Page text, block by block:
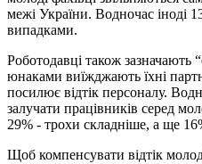
межі України. Водночас іноді
випадками.
Роботодавці також зазначають
юнаками виїжджають їхні
посилює відтік персоналу.
залучати працівників серед
29% - трохи складніше, а ще
Щоб компенсувати відтік